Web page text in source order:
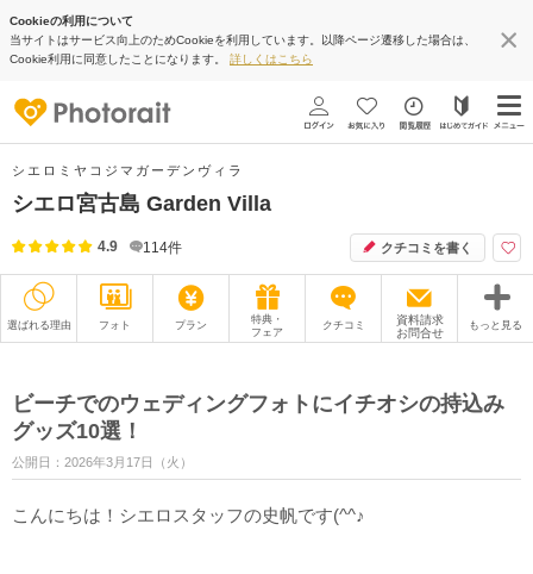
Cookieの利用について
当サイトはサービス向上のためCookieを利用しています。以降ページ遷移した場合は、
Cookie利用に同意したことになります。 詳しくはこちら
シエロミヤコジマガーデンヴィラ
シエロ宮古島 Garden Villa
4.9 114件 クチコミを書く
選ばれる理由 フォト プラン
特典・
フェア
クチコミ
資料請求
お問合せ
もっと見る
衣装 ムービー
オプション
アクセス/TEL スタジオトップ
ビーチでのウェディングフォトにイチオシの持込み
グッズ10選！
公開日：2026年3月17日（火）
こんにちは！シエロスタッフの史帆です(^^♪